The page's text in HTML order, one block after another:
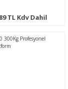
TL Kdv Dahil